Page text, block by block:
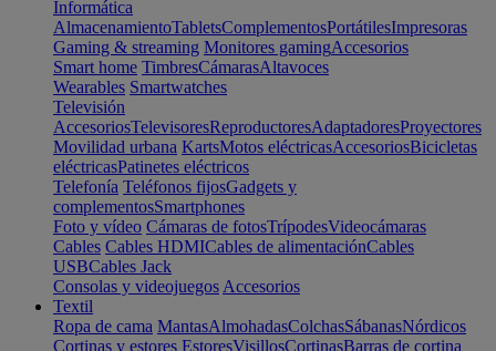
Informática
AlmacenamientoTabletsComplementosPortátilesImpresoras
Gaming & streaming Monitores gamingAccesorios
Smart home TimbresCámarasAltavoces
Wearables Smartwatches
Televisión
AccesoriosTelevisoresReproductoresAdaptadoresProyectores
Movilidad urbana KartsMotos eléctricasAccesoriosBicicletas
eléctricasPatinetes eléctricos
Telefonía Teléfonos fijosGadgets y
complementosSmartphones
Foto y vídeo Cámaras de fotosTrípodesVideocámaras
Cables Cables HDMICables de alimentaciónCables
USBCables Jack
Consolas y videojuegos Accesorios
Textil
Ropa de cama MantasAlmohadasColchasSábanasNórdicos
Cortinas y estores EstoresVisillosCortinasBarras de cortina